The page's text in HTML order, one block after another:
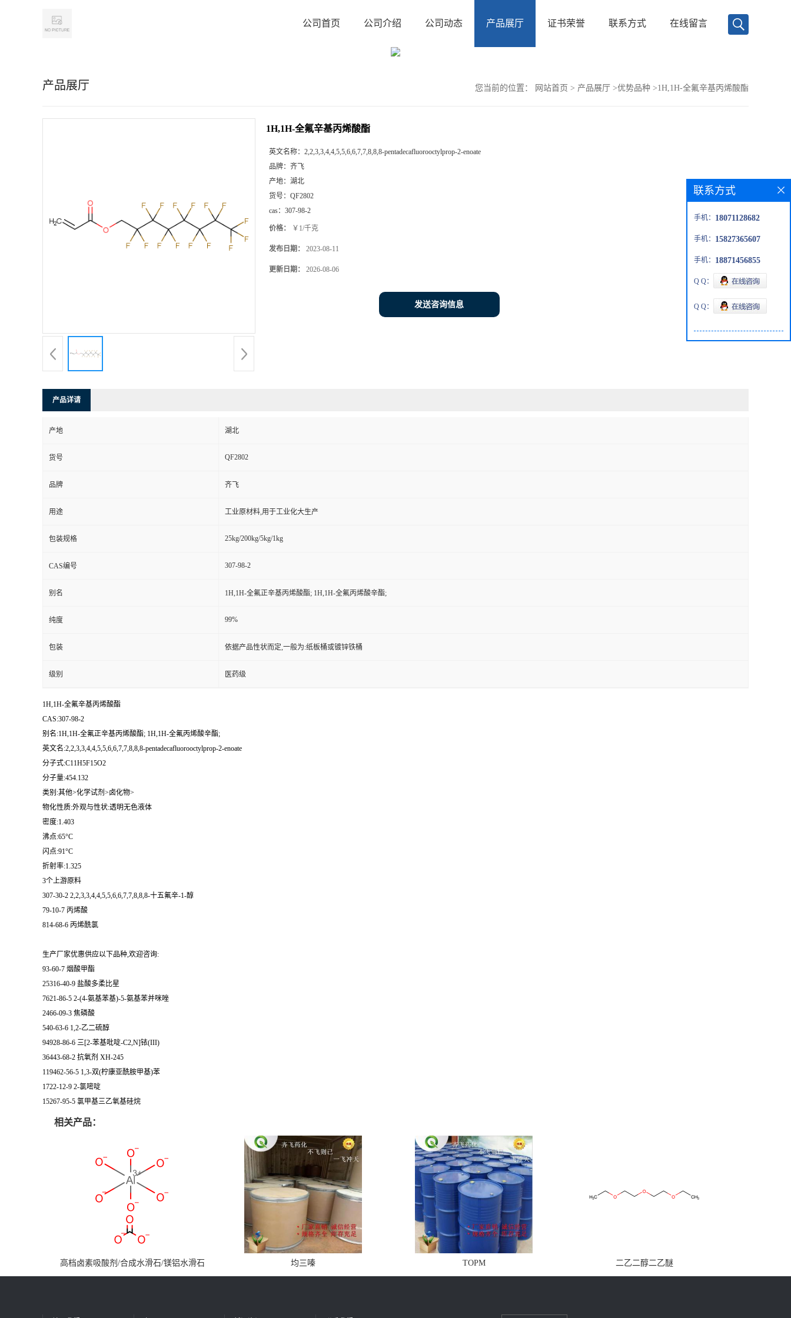
公司首页 公司介绍 公司动态 产品展厅 证书荣誉 联系方式 在线留言
产品展厅 您当前的位置： 网站首页 > 产品展厅 >优势品种 >1H,1H-全氟辛基丙烯酸酯
1H,1H-全氟辛基丙烯酸酯
英文名称： 2,2,3,3,4,4,5,5,6,6,7,7,8,8,8-pentadecafluorooctylprop-2-enoate
品牌： 齐飞
产地： 湖北
货号： QF2802
cas： 307-98-2
价格： ￥1/千克
发布日期： 2023-08-11
更新日期： 2026-08-06
发送咨询信息
产品详请
产地 湖北
货号 QF2802
品牌 齐飞
用途 工业原材料,用于工业化大生产
包装规格 25kg/200kg/5kg/1kg
CAS编号 307-98-2
别名 1H,1H-全氟正辛基丙烯酸酯; 1H,1H-全氟丙烯酸辛酯;
纯度 99%
包装 依据产品性状而定,一般为:纸板桶或镀锌铁桶
级别 医药级
1H,1H-全氟辛基丙烯酸酯
CAS:307-98-2
别名:1H,1H-全氟正辛基丙烯酸酯; 1H,1H-全氟丙烯酸辛酯;
英文名:2,2,3,3,4,4,5,5,6,6,7,7,8,8,8-pentadecafluorooctylprop-2-enoate
分子式:C11H5F15O2
分子量:454.132
类别:其他>化学试剂>卤化物>
物化性质:外观与性状:透明无色液体
密度:1.403
沸点:65°C
闪点:91°C
折射率:1.325
3个上游原料
307-30-2 2,2,3,3,4,4,5,5,6,6,7,7,8,8,8-十五氟辛-1-醇
79-10-7 丙烯酸
814-68-6 丙烯酰氯
生产厂家优惠供应以下品种,欢迎咨询:
93-60-7 烟酸甲酯
25316-40-9 盐酸多柔比星
7621-86-5 2-(4-氨基苯基)-5-氨基苯并咪唑
2466-09-3 焦磷酸
540-63-6 1,2-乙二硫醇
94928-86-6 三[2-苯基吡啶-C2,N]铱(III)
36443-68-2 抗氧剂 XH-245
119462-56-5 1,3-双(柠康亚酰胺甲基)苯
1722-12-9 2-氯嘧啶
15267-95-5 氯甲基三乙氧基硅烷
相关产品：
高档卤素吸酸剂/合成水滑石/镁铝水滑石 均三嗪 TOPM 二乙二醇二乙醚
联系方式
手机： 18071128682
手机： 15827365607
手机： 18871456855
Q Q：
Q Q：